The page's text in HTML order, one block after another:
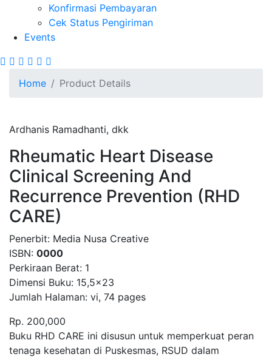
Konfirmasi Pembayaran
Cek Status Pengiriman
Events
Site Breadcrumb
Home Product Details
Ardhanis Ramadhanti, dkk
Rheumatic Heart Disease
Clinical Screening And
Recurrence Prevention (RHD
CARE)
Penerbit: Media Nusa Creative
ISBN: 0000
Perkiraan Berat: 1
Dimensi Buku: 15,5x23
Jumlah Halaman: vi, 74 pages
Rp. 200,000
Product Overview
Buku RHD CARE ini disusun untuk memperkuat peran
tenaga kesehatan di Puskesmas, RSUD dalam